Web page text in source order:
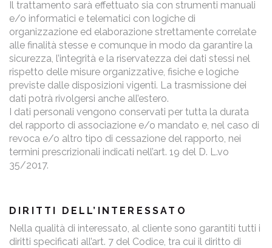
Il trattamento sarà effettuato sia con strumenti manuali
e/o informatici e telematici con logiche di
organizzazione ed elaborazione strettamente correlate
alle finalità stesse e comunque in modo da garantire la
sicurezza, l’integrità e la riservatezza dei dati stessi nel
rispetto delle misure organizzative, fisiche e logiche
previste dalle disposizioni vigenti. La trasmissione dei
dati potrà rivolgersi anche all’estero.
I dati personali vengono conservati per tutta la durata
del rapporto di associazione e/o mandato e, nel caso di
revoca e/o altro tipo di cessazione del rapporto, nei
termini prescrizionali indicati nell’art. 19 del D. L.vo
35/2017.
DIRITTI DELL’INTERESSATO
Nella qualità di interessato, al cliente sono garantiti tutti i
diritti specificati all’art. 7 del Codice, tra cui il diritto di